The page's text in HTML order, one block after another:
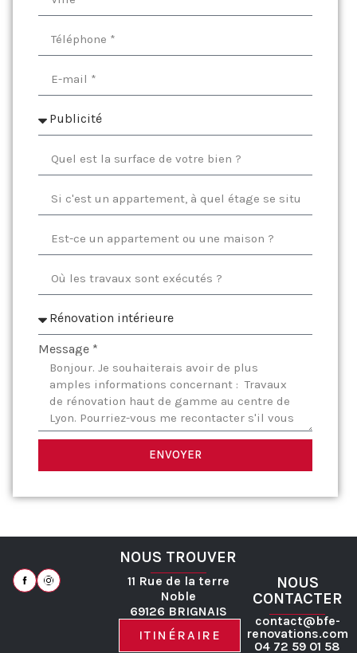
Message *
ENVOYER
NOUS TROUVER
11 Rue de la terre
Noble
69126 BRIGNAIS
ITINÉRAIRE
NOUS
CONTACTER
contact@bfe-
renovations.com
04 72 59 01 58